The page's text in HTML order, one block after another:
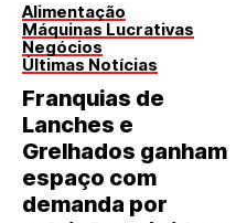
Alimentação
Máquinas Lucrativas
Negócios
Últimas Notícias
Franquias de
Lanches e
Grelhados ganham
espaço com
demanda por